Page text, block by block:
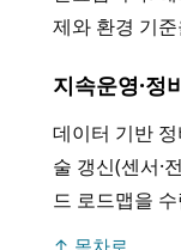
제와 환경 기
지속운영·정
데이터 기반
술 갱신(센서·
드 로드맵을
↑ 목차로